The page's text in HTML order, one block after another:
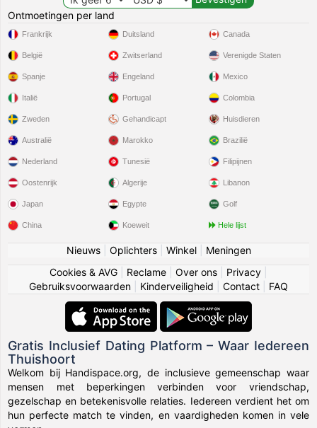
Ontmoetingen per land
Frankrijk
België
Spanje
Italië
Zweden
Duitsland
Zwitserland
Engeland
Portugal
Gehandicapt
Canada
Verenigde Staten
Mexico
Colombia
Huisdieren
Australië
Nederland
Oostenrijk
Japan
China
Marokko
Tunesië
Algerije
Egypte
Koeweit
Brazilië
Filipijnen
Libanon
Golf
Hele lijst
Nieuws| Oplichters| Winkel| Meningen
Cookies & AVG
Reclame Over ons Privacy
Gebruiksvoorwaarden
Kinderveiligheid Contact FAQ
Gratis Inclusief Dating Platform – Waar Iedereen
Thuishoort
Welkom bij Handispace.org, de inclusieve gemeenschap waar
mensen met beperkingen verbinden voor vriendschap,
gezelschap en betekenisvolle relaties. Iedereen verdient het om
hun perfecte match te vinden, en vaardigheden komen in vele